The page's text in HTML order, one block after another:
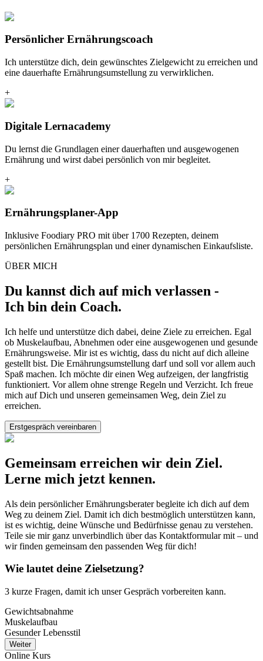
Persönlicher Ernährungscoach
Ich unterstütze dich, dein gewünschtes Zielgewicht zu erreichen und
eine dauerhafte Ernährungsumstellung zu verwirklichen.
+
Digitale Lernacademy
Du lernst die Grundlagen einer dauerhaften und ausgewogenen
Ernährung und wirst dabei persönlich von mir begleitet.
+
Ernährungsplaner-App
Inklusive Foodiary PRO mit über 1700 Rezepten, deinem
persönlichen Ernährungsplan und einer dynamischen Einkaufsliste.
ÜBER MICH
Du kannst dich auf mich verlassen -
Ich bin dein Coach.
Ich helfe und unterstütze dich dabei, deine Ziele zu erreichen. Egal
ob Muskelaufbau, Abnehmen oder eine ausgewogenen und gesunde
Ernährungsweise. Mir ist es wichtig, dass du nicht auf dich alleine
gestellt bist. Die Ernährungsumstellung darf und soll vor allem auch
Spaß machen. Ich möchte dir einen Weg aufzeigen, der langfristig
funktioniert. Vor allem ohne strenge Regeln und Verzicht. Ich freue
mich auf Dich und unseren gemeinsamen Weg, dein Ziel zu
erreichen.
Erstgespräch vereinbaren
Gemeinsam erreichen wir dein Ziel.
Lerne mich jetzt kennen.
Als dein persönlicher Ernährungsberater begleite ich dich auf dem
Weg zu deinem Ziel. Damit ich dich bestmöglich unterstützen kann,
ist es wichtig, deine Wünsche und Bedürfnisse genau zu verstehen.
Teile sie mir ganz unverbindlich über das Kontaktformular mit – und
wir finden gemeinsam den passenden Weg für dich!
Wie lautet deine Zielsetzung?
3 kurze Fragen, damit ich unser Gespräch vorbereiten kann.
Gewichtsabnahme
Muskelaufbau
Gesunder Lebensstil
Weiter
Online Kurs